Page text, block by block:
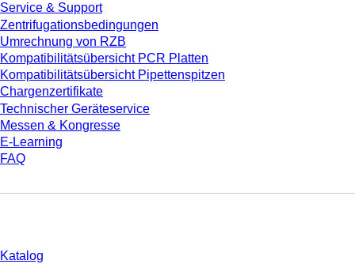
Service & Support
Zentrifugationsbedingungen
Umrechnung von RZB
Kompatibilitätsübersicht PCR Platten
Kompatibilitätsübersicht Pipettenspitzen
Chargenzertifikate
Technischer Geräteservice
Messen & Kongresse
E-Learning
FAQ
Katalog